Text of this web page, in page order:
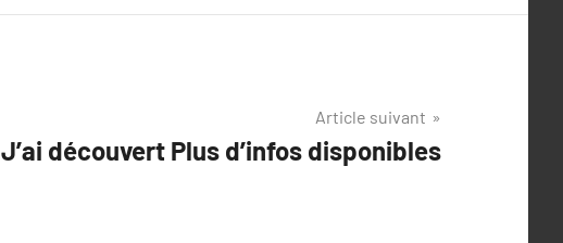
Article suivant
J’ai découvert Plus d’infos disponibles